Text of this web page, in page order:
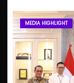
MEDIA HIGHLIGHT